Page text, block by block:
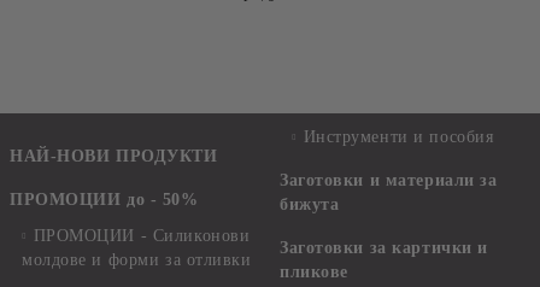
НАЙ-НОВИ ПРОДУКТИ
ПРОМОЦИИ до - 50%
ПРОМОЦИИ - Силиконови
молдове и форми за отливки
Инструменти и пособия
Заготовки и материали за
бижута
Заготовки за картички и
пликове